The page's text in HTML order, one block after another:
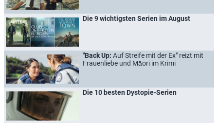
Die 9 wichtigsten Serien im August
"Back Up: Auf Streife mit der Ex" reizt mit
Frauenliebe und Māori im Krimi
Die 10 besten Dystopie-Serien